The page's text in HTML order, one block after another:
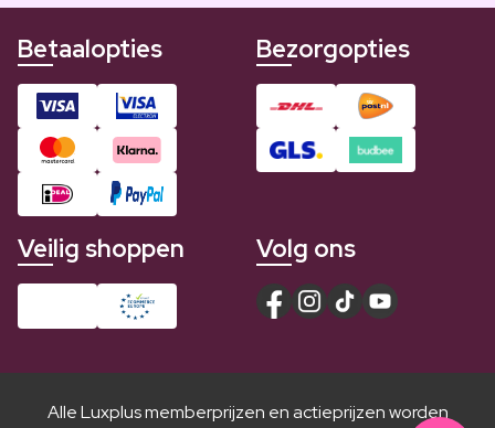
Betaalopties Bezorgopties
Veilig shoppen Volg ons
Alle Luxplus memberprijzen en actieprijzen worden